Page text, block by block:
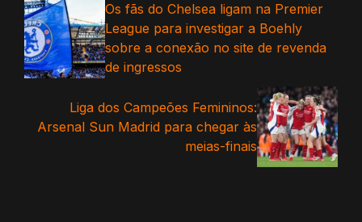
Os fãs do Chelsea ligam na Premier
League para investigar a Boehly
sobre a conexão no site de revenda
de ingressos
Liga dos Campeões Femininos:
Arsenal Sun Madrid para chegar às
meias-finais